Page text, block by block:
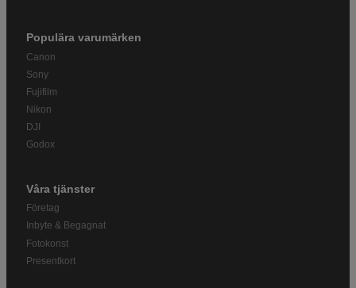
Populära varumärken
Canon
Sony
Fujifilm
Nikon
DJI
Godox
Våra tjänster
Företag
Inbyte & Begagnat
Fotokonst
Presentkort